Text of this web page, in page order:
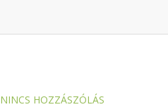
NINCS HOZZÁSZÓLÁS